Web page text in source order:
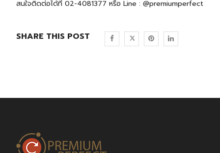
สนใจติดต่อได้ที่ 02-4081377 หรือ Line : @premiumperfect
SHARE THIS POST